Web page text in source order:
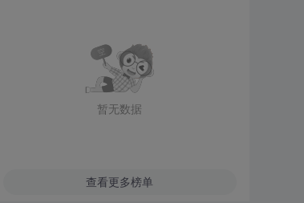
暂无数据
查看更多榜单